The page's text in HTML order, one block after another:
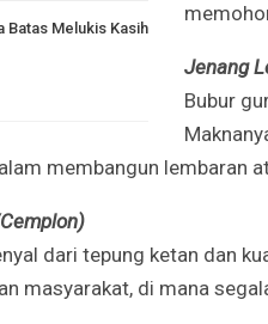
Batas Melukis Kasih
Jenang
Bubur
membangun lembaran
dari tepung ketan dan
masyarakat, di mana